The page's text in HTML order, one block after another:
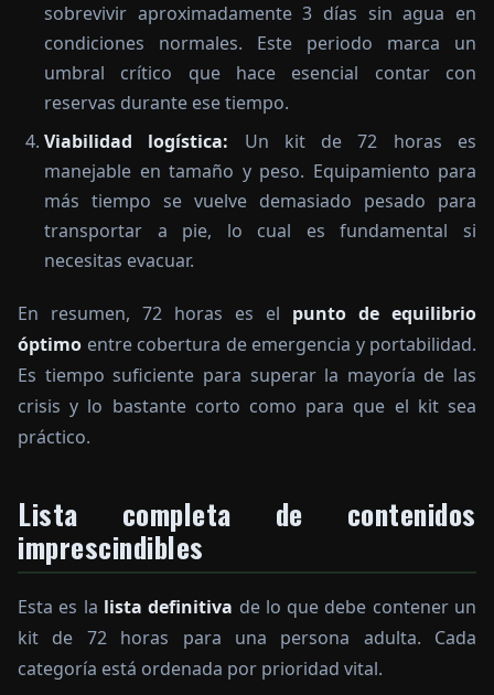
sobrevivir aproximadamente 3 días sin agua en
condiciones normales. Este periodo marca un
umbral crítico que hace esencial contar con
reservas durante ese tiempo.
Viabilidad logística: Un kit de 72 horas es
manejable en tamaño y peso. Equipamiento para
más tiempo se vuelve demasiado pesado para
transportar a pie, lo cual es fundamental si
necesitas evacuar.
En resumen, 72 horas es el punto de equilibrio
óptimo entre cobertura de emergencia y portabilidad.
Es tiempo suficiente para superar la mayoría de las
crisis y lo bastante corto como para que el kit sea
práctico.
Lista completa de contenidos
imprescindibles
Esta es la lista definitiva de lo que debe contener un
kit de 72 horas para una persona adulta. Cada
categoría está ordenada por prioridad vital.